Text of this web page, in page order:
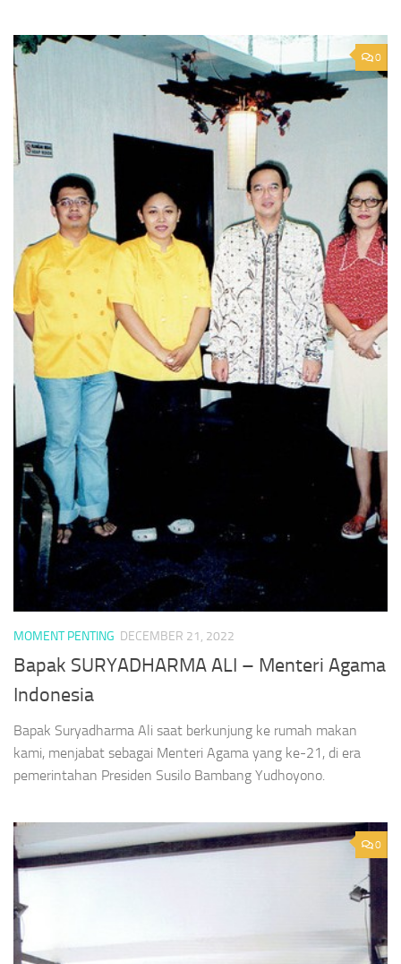
0
MOMENT PENTING DECEMBER 21, 2022
Bapak SURYADHARMA ALI – Menteri Agama
Indonesia
Bapak Suryadharma Ali saat berkunjung ke rumah makan
kami, menjabat sebagai Menteri Agama yang ke-21, di era
pemerintahan Presiden Susilo Bambang Yudhoyono.
0